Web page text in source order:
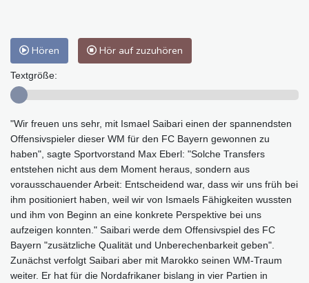
Hören Hör auf zuzuhören
Textgröße:
"Wir freuen uns sehr, mit Ismael Saibari einen der spannendsten
Offensivspieler dieser WM für den FC Bayern gewonnen zu
haben", sagte Sportvorstand Max Eberl: "Solche Transfers
entstehen nicht aus dem Moment heraus, sondern aus
vorausschauender Arbeit: Entscheidend war, dass wir uns früh bei
ihm positioniert haben, weil wir von Ismaels Fähigkeiten wussten
und ihm von Beginn an eine konkrete Perspektive bei uns
aufzeigen konnten." Saibari werde dem Offensivspiel des FC
Bayern "zusätzliche Qualität und Unberechenbarkeit geben".
Zunächst verfolgt Saibari aber mit Marokko seinen WM-Traum
weiter. Er hat für die Nordafrikaner bislang in vier Partien in